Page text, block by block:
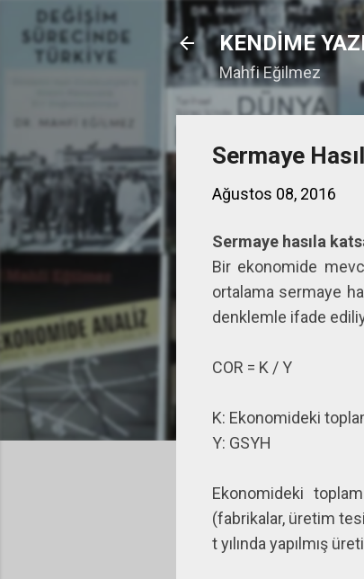
KENDİME
Mahfi Eğilmez
Sermaye
Ağustos 08, 2016
Sermaye hasıla
Bir ekonomide
ortalama sermaye
denklemle ifade
COR = K / Y
K: Ekonomideki
Y: GSYH
Ekonomideki
(fabrikalar, üretim
t yılında yapılmış